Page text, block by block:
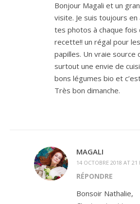
Bonjour Magali et un
visite. Je suis toujours
tes photos à chaque fois
recette!! un régal pour
papilles. Un vraie source
surtout une envie de
bons légumes bio et
Très bon dimanche.
MAGALI
14 OCTOBRE 2018 AT 21
RÉPONDRE
Bonsoir Nathalie,